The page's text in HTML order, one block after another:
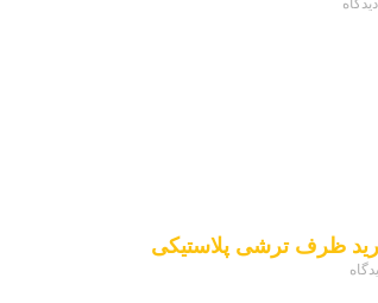
ظرف ترشی پلاستیکی